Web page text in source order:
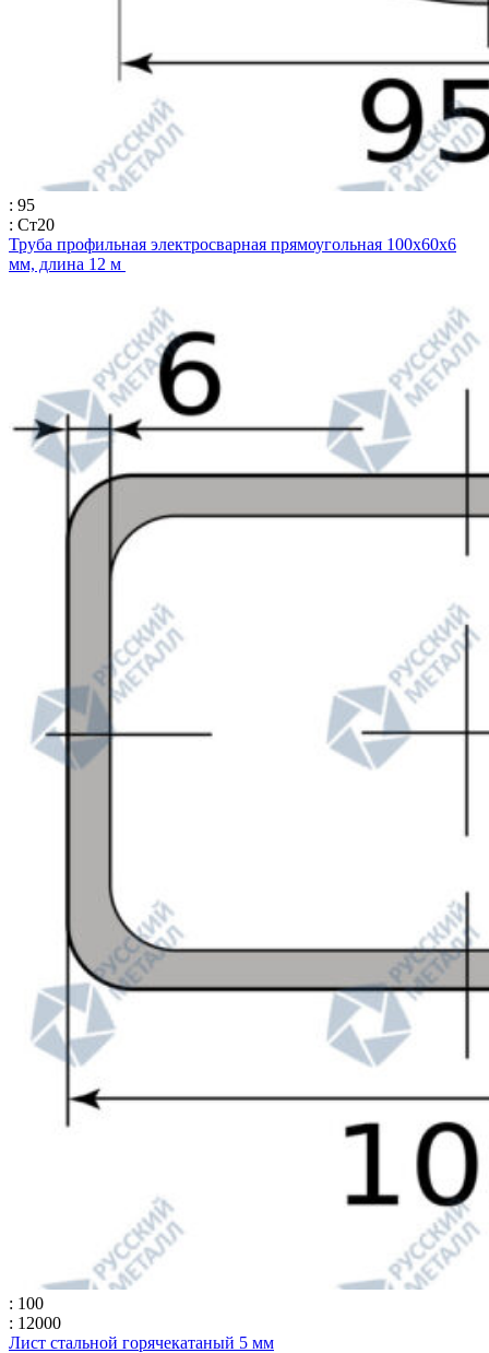
: 95
: Ст20
Труба профильная электросварная прямоугольная 100х60х6
мм, длина 12 м
: 100
: 12000
Лист стальной горячекатаный 5 мм